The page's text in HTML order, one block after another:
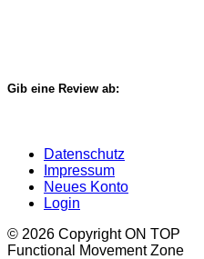
Gib eine Review ab:
Datenschutz
Impressum
Neues Konto
Login
© 2026 Copyright ON TOP
Functional Movement Zone